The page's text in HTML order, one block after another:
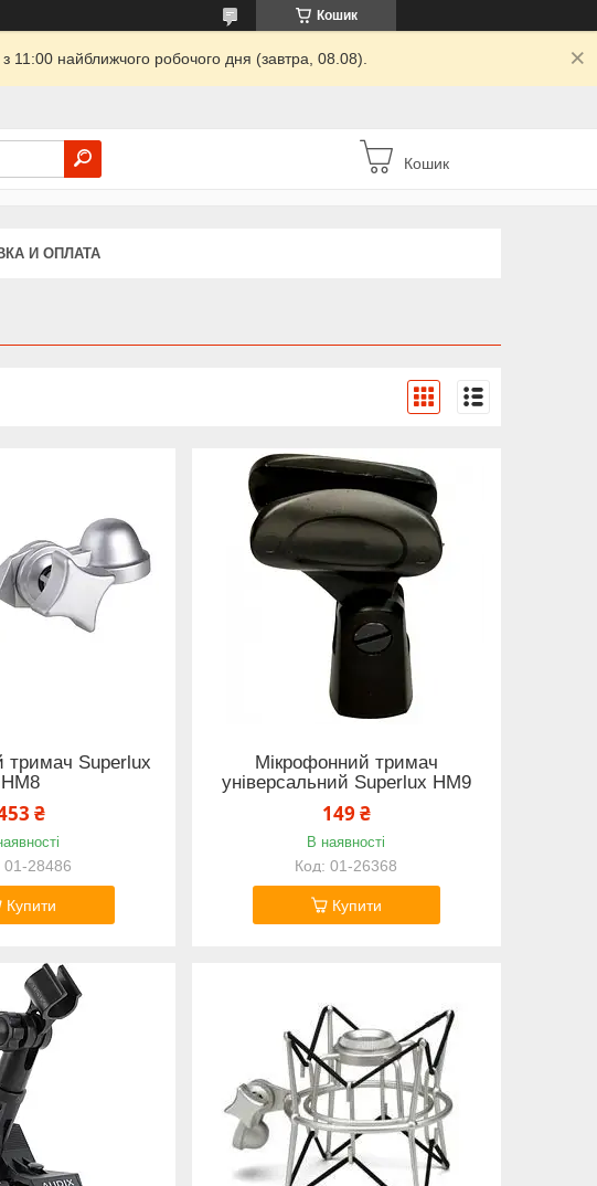
Кошик
11:00 найближчого робочого дня (завтра, 08.08).
Кошик
И ОПЛАТА
тримач Superlux
HM8
₴
01-28486
Купити
Мікрофонний тримач
універсальний Superlux HM9
149 ₴
В наявності
01-26368
Купити